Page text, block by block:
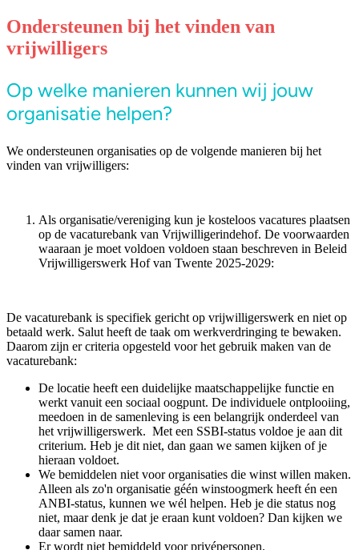
Ondersteunen bij het vinden van
vrijwilligers
Op welke manieren kunnen wij jouw
organisatie helpen?
We ondersteunen organisaties op de volgende manieren bij het
vinden van vrijwilligers:
Als organisatie/vereniging kun je kosteloos vacatures plaatsen
op de vacaturebank van Vrijwilligerindehof. De voorwaarden
waaraan je moet voldoen voldoen staan beschreven in Beleid
Vrijwilligerswerk Hof van Twente 2025-2029:
De vacaturebank is specifiek gericht op vrijwilligerswerk en niet op
betaald werk. Salut heeft de taak om werkverdringing te bewaken.
Daarom zijn er criteria opgesteld voor het gebruik maken van de
vacaturebank:
De locatie heeft een duidelijke maatschappelijke functie en
werkt vanuit een sociaal oogpunt. De individuele ontplooiing,
meedoen in de samenleving is een belangrijk onderdeel van
het vrijwilligerswerk. Met een SSBI-status voldoe je aan dit
criterium. Heb je dit niet, dan gaan we samen kijken of je
hieraan voldoet.
We bemiddelen niet voor organisaties die winst willen maken.
Alleen als zo'n organisatie géén winstoogmerk heeft én een
ANBI-status, kunnen we wél helpen. Heb je die status nog
niet, maar denk je dat je eraan kunt voldoen? Dan kijken we
daar samen naar.
Er wordt niet bemiddeld voor privépersonen.